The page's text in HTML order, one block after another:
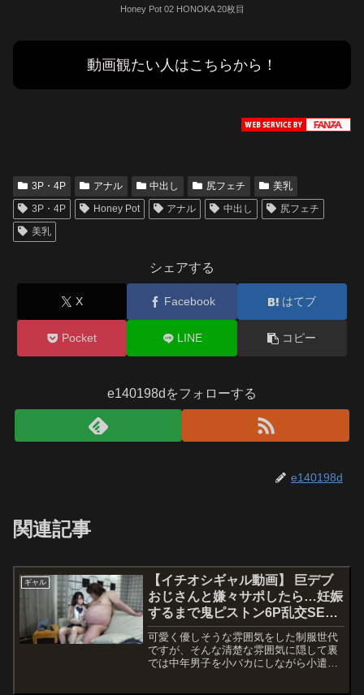
Honey Pot 02 HONOKA 20枚目
動画観たい人はこちらから！
3P・4P アナル 中出し 尻フェチ
美乳
3P・4P
Honey Pot アナル 中出し
尻フェチ
美乳
シェアする
X Facebook はてブ
Pocket LINE コピー
e140198dをフォローする
e140198d
関連記事
ギャル
【イチオシギャル動画】 巨デブ
おじさんと嫌々サポしたら…妊娠
するまで鬼ピストン6P乱交SEX
精子溢れるマ〇コに連続挿入追い
ザーメン中出し喰らって生意気ギ
ャルがチ○ポ完堕ち
可愛く優しそうな雰囲気をした制服世代
ですが、そんな清楚な雰囲気に隠して裏
では中年男子を小バカにしながら小遣い